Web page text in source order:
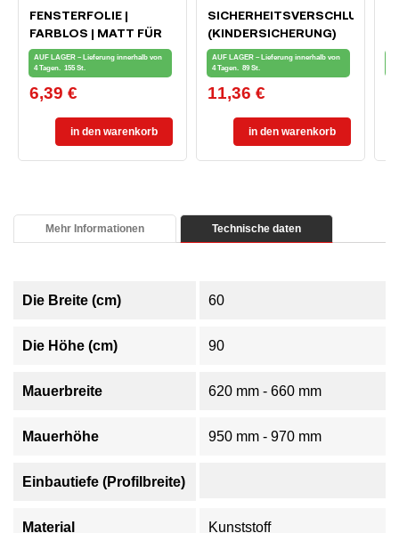
FENSTERFOLIE |
FARBLOS | MATT FÜR
PRIVATSPHÄRE 90 X 50
CM
AUF LAGER – Lieferung innerhalb von
4 Tagen. 155 St.
Preis
6,39 €
in den warenkorb
SICHERHEITSVERSCHLUSS
(KINDERSICHERUNG)
FÜR FENSTER UND
BALKONTÜREN
AUF LAGER – Lieferung innerhalb von
4 Tagen. 89 St.
Preis
11,36 €
in den warenkorb
Mehr Informationen Technische daten
Die Breite (cm) 60
Die Höhe (cm) 90
Mauerbreite 620 mm - 660 mm
Mauerhöhe 950 mm - 970 mm
Einbautiefe (Profilbreite)
Material Kunststoff